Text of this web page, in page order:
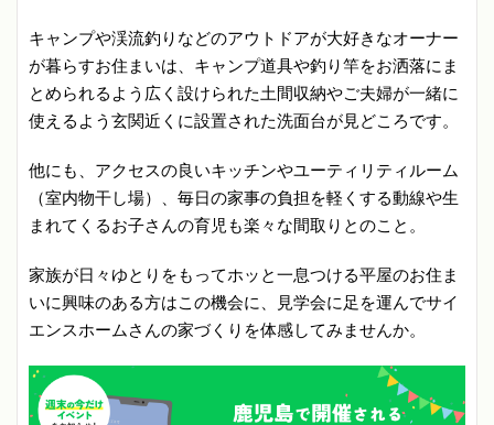
キャンプや渓流釣りなどのアウトドアが大好きなオーナー
が暮らすお住まいは、キャンプ道具や釣り竿をお洒落にま
とめられるよう広く設けられた土間収納やご夫婦が一緒に
使えるよう玄関近くに設置された洗面台が見どころです。
他にも、アクセスの良いキッチンやユーティリティルーム
（室内物干し場）、毎日の家事の負担を軽くする動線や生
まれてくるお子さんの育児も楽々な間取りとのこと。
家族が日々ゆとりをもってホッと一息つける平屋のお住ま
いに興味のある方はこの機会に、見学会に足を運んでサイ
エンスホームさんの家づくりを体感してみませんか。